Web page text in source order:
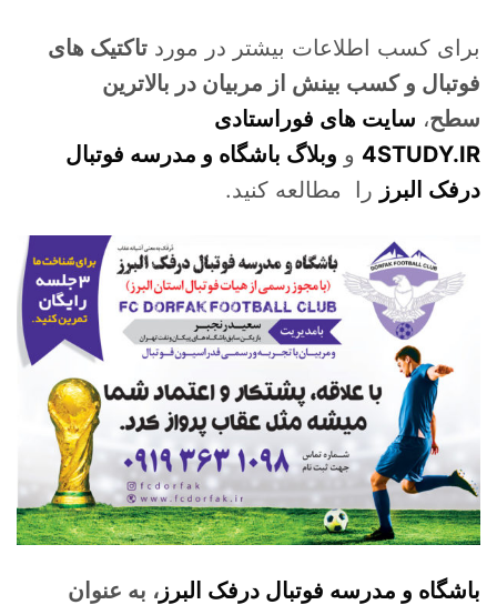
برای کسب اطلاعات بیشتر در موردتاکتیک های
فوتبال و کسب بینش از مربیان در بالاترین
سطح، سایت های فوراستادی
4STUDY.IR و وبلاگ باشگاه و مدرسه فوتبال
درفک البرز را مطالعه کنید.
باشگاه و مدرسه فوتبال درفک البرز، به عنوان